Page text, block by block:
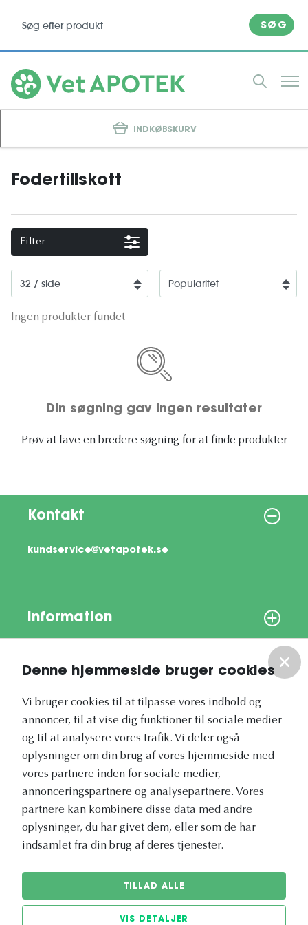
Denne hjemmeside bruger cookies
Vi bruger cookies til at tilpasse vores indhold og
annoncer, til at vise dig funktioner til sociale medier
og til at analysere vores trafik. Vi deler også
oplysninger om din brug af vores hjemmeside med
vores partnere inden for sociale medier,
annonceringspartnere og analysepartnere. Vores
partnere kan kombinere disse data med andre
oplysninger, du har givet dem, eller som de har
indsamlet fra din brug af deres tjenester.
TILLAD ALLE
VIS DETALJER
SØG
INDKØBSKURV
Fodertillskott
Filter
Ingen produkter fundet
Din søgning gav ingen resultater
Prøv at lave en bredere søgning for at finde produkter
Kontakt
kundservice@vetapotek.se
Information
Vores nyhedsbrev
Vetapotek.dk er en del af
Evidensia
Dyresundhedspleje